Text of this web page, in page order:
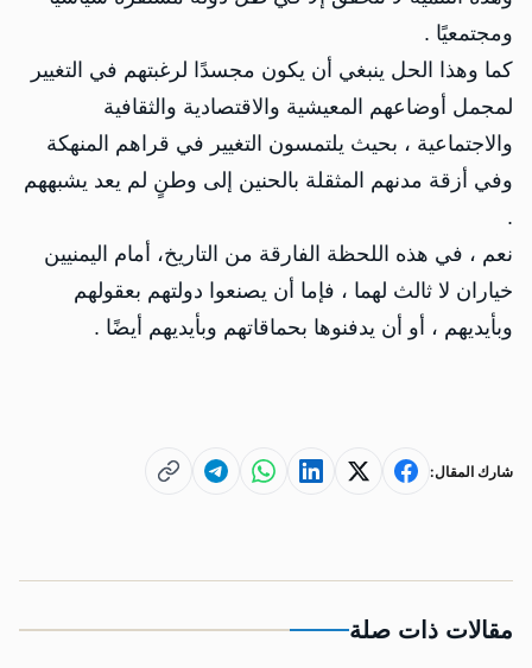
ومجتمعيًا .
كما وهذا الحل ينبغي أن يكون مجسدًا لرغبتهم في التغيير
لمجمل أوضاعهم المعيشية والاقتصادية والثقافية
والاجتماعية ، بحيث يلتمسون التغيير في قراهم المنهكة
وفي أزقة مدنهم المثقلة بالحنين إلى وطنٍ لم يعد يشبههم
.
نعم ، في هذه اللحظة الفارقة من التاريخ، أمام اليمنيين
خياران لا ثالث لهما ، فإما أن يصنعوا دولتهم بعقولهم
وبأيديهم ، أو أن يدفنوها بحماقاتهم وبأيديهم أيضًا .
شارك المقال:
مقالات ذات صلة